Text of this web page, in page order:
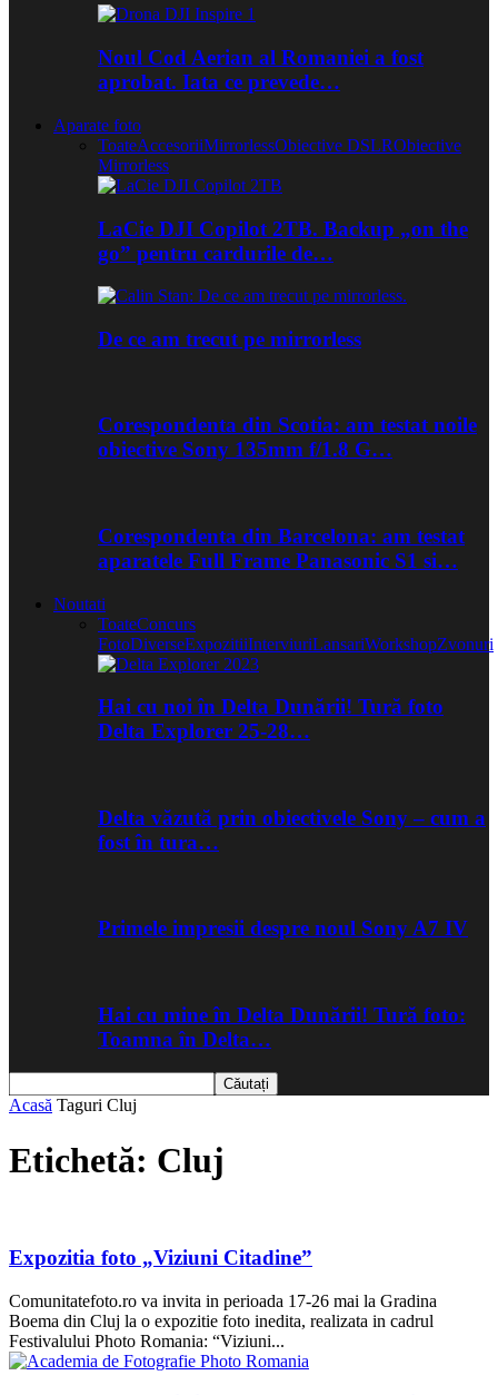
Noul Cod Aerian al Romaniei a fost
aprobat. Iata ce prevede…
Aparate foto
ToateAccesoriiMirrorlessObiective DSLRObiective
Mirrorless
LaCie DJI Copilot 2TB. Backup „on the
go” pentru cardurile de…
De ce am trecut pe mirrorless
Corespondenta din Scotia: am testat noile
obiective Sony 135mm f/1.8 G…
Corespondenta din Barcelona: am testat
aparatele Full Frame Panasonic S1 si…
Noutati
ToateConcurs
FotoDiverseExpozitiiInterviuriLansariWorkshopZvonuri
Hai cu noi în Delta Dunării! Tură foto
Delta Explorer 25-28…
Delta văzută prin obiectivele Sony – cum a
fost în tura…
Primele impresii despre noul Sony A7 IV
Hai cu mine în Delta Dunării! Tură foto:
Toamna în Delta…
Acasă Taguri Cluj
Etichetă: Cluj
Expozitia foto „Viziuni Citadine”
Comunitatefoto.ro va invita in perioada 17-26 mai la Gradina
Boema din Cluj la o expozitie foto inedita, realizata in cadrul
Festivalului Photo Romania: “Viziuni...